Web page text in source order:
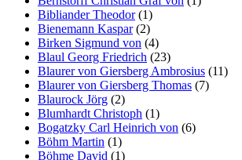
Bibliander Theodor(1)
Bienemann Kaspar(2)
Birken Sigmund von (4)
Blaul Georg Friedrich (23)
Blaurer von Giersberg Ambrosius (11)
Blaurer von Giersberg Thomas (7)
Blaurock Jörg (2)
Blumhardt Christoph (1)
Bogatzky Carl Heinrich von (6)
Böhm Martin (1)
Böhme David (1)